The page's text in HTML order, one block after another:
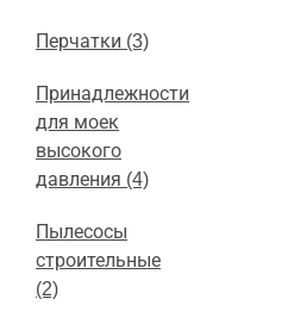
Перчатки (3)
Принадлежности
для моек
высокого
давления (4)
Пылесосы
строительные
(2)